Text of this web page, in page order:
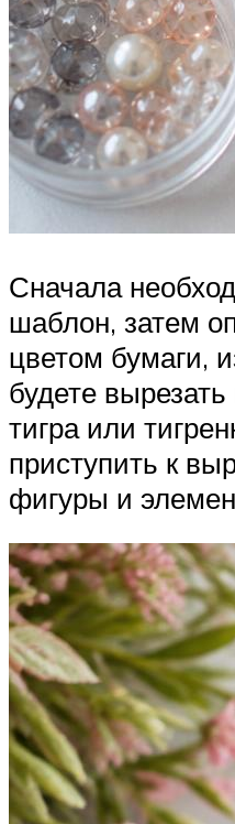
Сначала
шаблон, затем
цветом бумаги,
будете
тигра или
приступить к
фигуры и